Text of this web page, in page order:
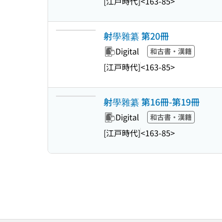
射學雜纂 第20冊
Digital 和古書・漢籍
[江戸時代]<163-85>
射學雜纂 第16冊-第19冊
Digital 和古書・漢籍
[江戸時代]<163-85>